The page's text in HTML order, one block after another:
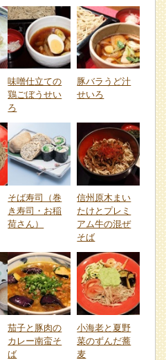
味噌仕立ての
鶏ごぼうせい
ろ
豚バラうど汁
せいろ
そば寿司（巻
き寿司・お稲
荷さん）
信州原木まい
たけとプレミ
アム牛の混ぜ
そば
茄子と豚肉の
カレー南蛮そ
ば
小海老と夏野
菜のずんだ蕎
麦